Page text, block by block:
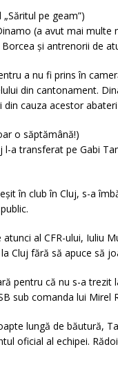
pe geam”)
(a avut mai
și antrenorii de
a nu fi prins în
din cantonament.
cauza acestor
o săptămână!)
l-a transferat pe Gabi
în club în Cluj, s-a
al CFR-ului, Iuliu
Cluj fără să apuce să
pentru că nu s-a trezit
sub comanda lui Mirel
lungă de băutură,
oficial al echipei.